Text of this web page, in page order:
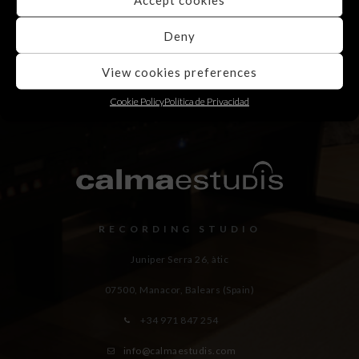
Deny
View cookies preferences
Cookie PolicyPolítica de Privacidad
RECORDING STUDIO
Juniper Serra 26, àtic
07500, Manacor, Balears (Spain)
+34 971 847 254
info@calmaestudis.com